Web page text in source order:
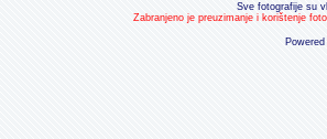
Sve fotografije su
Zabranjeno je preuzimanje i korištenje